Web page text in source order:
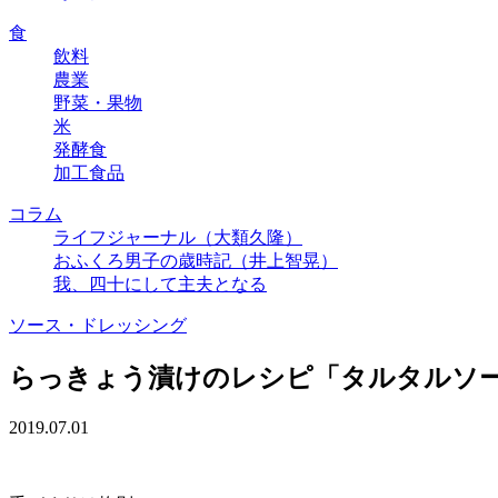
食
飲料
農業
野菜・果物
米
発酵食
加工食品
コラム
ライフジャーナル（大類久隆）
おふくろ男子の歳時記（井上智晃）
我、四十にして主夫となる
ソース・ドレッシング
らっきょう漬けのレシピ「タルタルソ
2019.07.01